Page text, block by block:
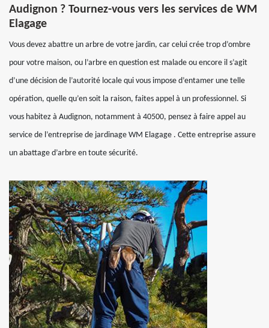
Audignon ? Tournez-vous vers les services de WM
Elagage
Vous devez abattre un arbre de votre jardin, car celui crée trop d’ombre
pour votre maison, ou l’arbre en question est malade ou encore il s’agit
d’une décision de l’autorité locale qui vous impose d’entamer une telle
opération, quelle qu’en soit la raison, faites appel à un professionnel. Si
vous habitez à Audignon, notamment à 40500, pensez à faire appel au
service de l’entreprise de jardinage WM Elagage . Cette entreprise assure
un abattage d’arbre en toute sécurité.